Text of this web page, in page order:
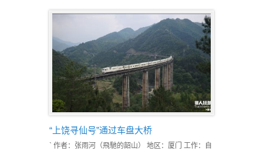
“上饶寻仙号”通过车盘大桥
` 作者：张雨河（飛馳的韶山） 地区：厦门 工作：自